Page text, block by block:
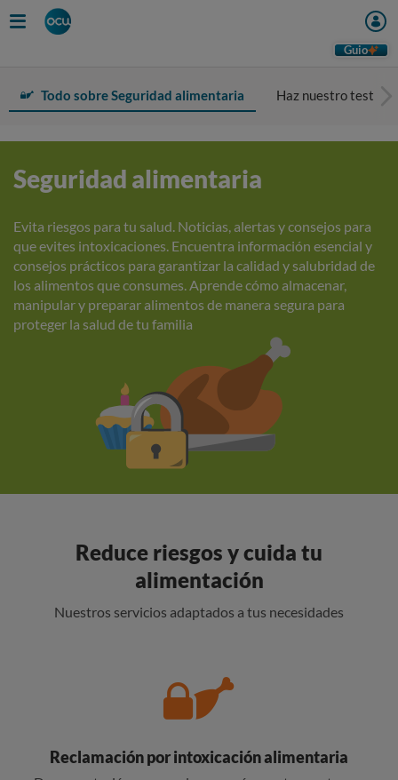
Guio
Todo sobre Seguridad alimentaria Haz nuestro test
Seguridad alimentaria
Evita riesgos para tu salud. Noticias, alertas y consejos para
que evites intoxicaciones. Encuentra información esencial y
consejos prácticos para garantizar la calidad y salubridad de
los alimentos que consumes. Aprende cómo almacenar,
manipular y preparar alimentos de manera segura para
proteger la salud de tu familia
Reduce riesgos y cuida tu
alimentación
Nuestros servicios adaptados a tus necesidades
Reclamación por intoxicación alimentaria